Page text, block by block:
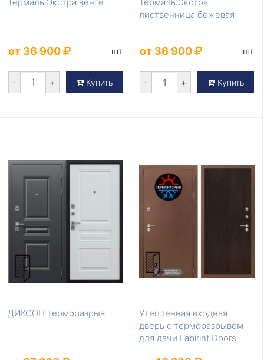
от 36 900 шт
- + Купить
лиственница бежевая
от 36 900 шт
- + Купить
ДИКСОН терморазрыв
Утепленная входная
дверь с терморазрывом
для дачи Labirint Doors